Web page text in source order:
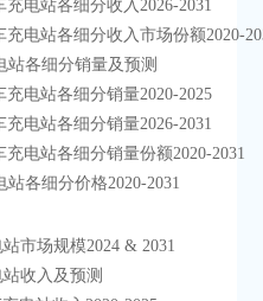
汽车充电站各细分收入2026-2031
汽车充电站各细分收入市场份额2020-
电站各细分销量及预测
汽车充电站各细分销量2020-2025
汽车充电站各细分销量2026-2031
汽车充电站各细分销量份额2020-2031
电站各细分价格2020-2031
站市场规模2024 & 2031
站收入及预测